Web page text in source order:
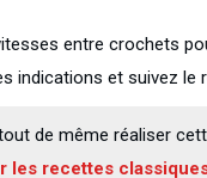
entre crochets
indications et suivez le
de même réaliser
les recettes